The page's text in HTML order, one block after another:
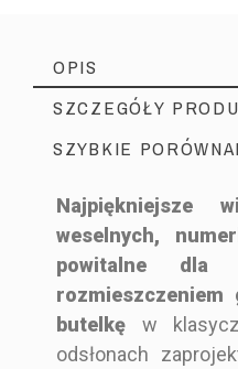
OPIS
SZCZEGÓŁY
SZYBKIE
Najpiękniejsze
weselnych,
powitalne
butelkę w
odsłonach
Marka Producent
IndeksBOT6_ZW1-